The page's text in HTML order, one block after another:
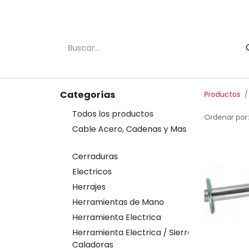
Categorías
Todos los productos
Cable Acero, Cadenas y Mas
Cerraduras
Electricos
Herrajes
Herramientas de Mano
Herramienta Electrica
Herramienta Electrica / Sierras
Caladoras
Productos
Ordenar por: